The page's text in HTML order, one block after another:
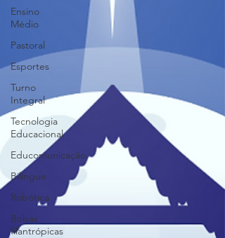
Ensino
Médio
Pastoral
Esportes
Turno
Integral
Tecnologia
Educacional
Educomunicação
Bilíngue
Robótica
Bolsas
filantrópicas